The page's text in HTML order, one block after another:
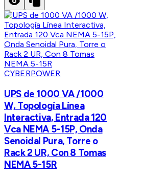
CYBERPOWER
UPS de 1000 VA /1000
W, Topología Línea
Interactiva, Entrada 120
Vca NEMA 5-15P, Onda
Senoidal Pura, Torre o
Rack 2 UR, Con 8 Tomas
NEMA 5-15R